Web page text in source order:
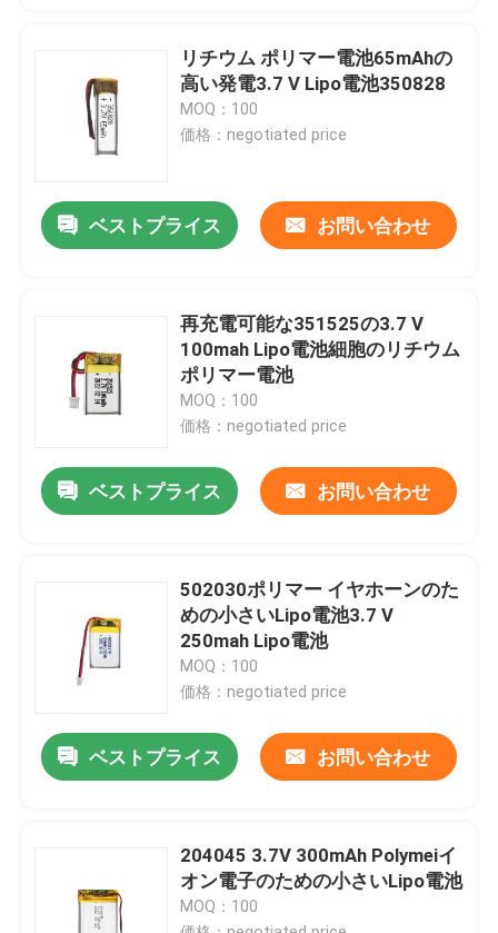
製品
企業情報
品質管理
ニュース
リチウム イオンライフポ4電池
リチウム ポリマー電池65mAhの
高い発電3.7 V Lipo電池350828
MOQ：100
価格：negotiated price
ベストプライス お問い合わせ
再充電可能な351525の3.7 V
100mah Lipo電池細胞のリチウム
ポリマー電池
MOQ：100
価格：negotiated price
ベストプライス お問い合わせ
502030ポリマー イヤホーンのた
めの小さいLipo電池3.7 V
250mah Lipo電池
MOQ：100
価格：negotiated price
ベストプライス お問い合わせ
204045 3.7V 300mAh Polymeiイ
オン電子のための小さいLipo電池
MOQ：100